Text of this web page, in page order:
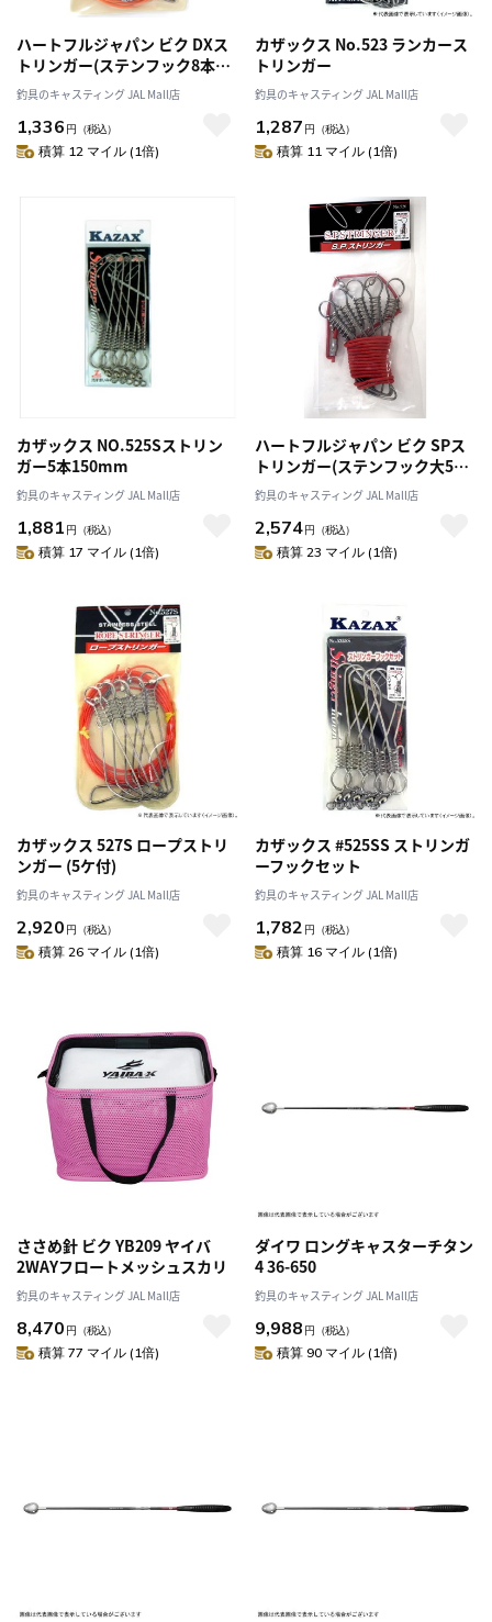
ハートフルジャパン ビク DXス
トリンガー(ステンフック8本付
ロープ2M)
釣具のキャスティング JAL Mall店
1,336 円 （税込）
積算 12 マイル (1倍)
カザックス No.523 ランカース
トリンガー
釣具のキャスティング JAL Mall店
1,287 円 （税込）
積算 11 マイル (1倍)
カザックス NO.525Sストリン
ガー5本150mm
釣具のキャスティング JAL Mall店
1,881 円 （税込）
積算 17 マイル (1倍)
ハートフルジャパン ビク SPス
トリンガー(ステンフック大5本
付ロープ2M)
釣具のキャスティング JAL Mall店
2,574円 （税込）
積算 23 マイル (1倍)
カザックス 527S ロープストリ
ンガー (5ケ付)
釣具のキャスティング JAL Mall店
2,920 円 （税込）
積算 26 マイル (1倍)
カザックス #525SS ストリンガ
ーフックセット
釣具のキャスティング JAL Mall店
1,782 円 （税込）
積算 16 マイル (1倍)
ささめ針 ビク YB209 ヤイバ
2WAYフロートメッシュスカリ
釣具のキャスティング JAL Mall店
8,470 円 （税込）
積算 77 マイル (1倍)
ダイワ ロングキャスターチタン
4 36-650
釣具のキャスティング JAL Mall店
9,988 円 （税込）
積算 90 マイル (1倍)